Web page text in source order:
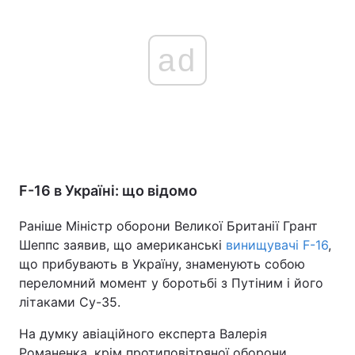
ad
F-16 в Україні: що відомо
Раніше Міністр оборони Великої Британії Грант
Шеппс заявив, що американські винищувачі F-16,
що прибувають в Україну, знаменують собою
переломний момент у боротьбі з Путіним і його
літаками Су-35.
На думку авіаційного експерта Валерія